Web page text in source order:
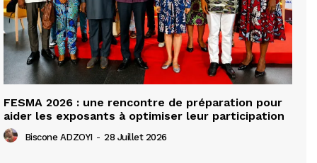
FESMA 2026 : une rencontre de préparation pour
aider les exposants à optimiser leur participation
Biscone ADZOYI - 28 Juillet 2026